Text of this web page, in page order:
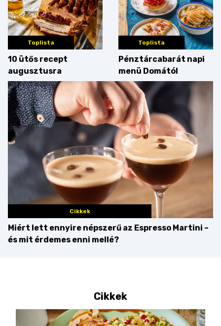
Toplista
10 ütős recept
augusztusra
Toplista
Pénztárcabarát napi
menü Domától
Cikkek
Miért lett ennyire népszerű az Espresso Martini –
és mit érdemes enni mellé?
Cikkek